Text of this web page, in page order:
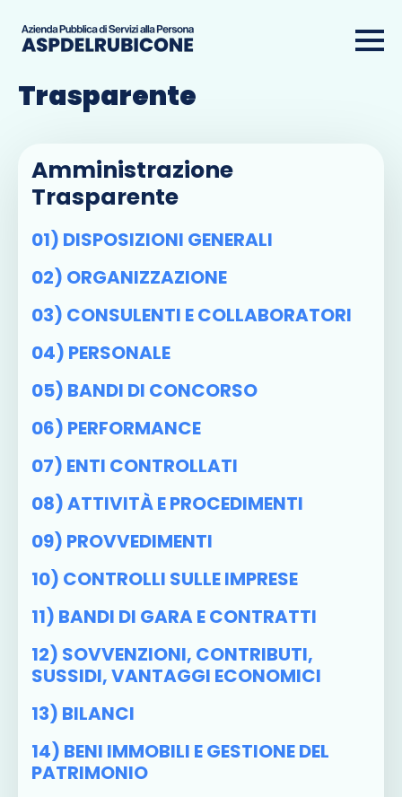
Amministrazione
Trasparente
Amministrazione
Trasparente
01) DISPOSIZIONI GENERALI
02) ORGANIZZAZIONE
03) CONSULENTI E COLLABORATORI
04) PERSONALE
05) BANDI DI CONCORSO
06) PERFORMANCE
07) ENTI CONTROLLATI
08) ATTIVITÀ E PROCEDIMENTI
09) PROVVEDIMENTI
10) CONTROLLI SULLE IMPRESE
11) BANDI DI GARA E CONTRATTI
12) SOVVENZIONI, CONTRIBUTI,
SUSSIDI, VANTAGGI ECONOMICI
13) BILANCI
14) BENI IMMOBILI E GESTIONE DEL
PATRIMONIO